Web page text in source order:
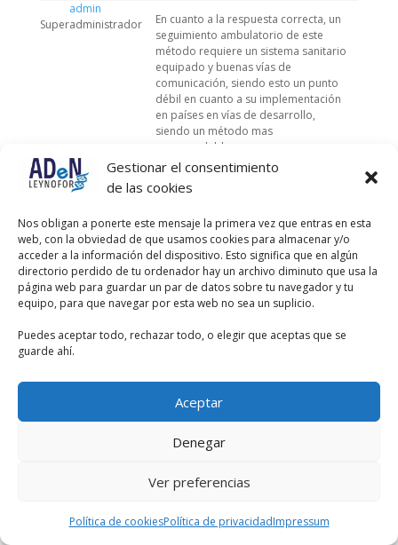
Gestionar el consentimiento
de las cookies
Nos obligan a ponerte este mensaje la primera vez que entras en esta
web, con la obviedad de que usamos cookies para almacenar y/o
acceder a la información del dispositivo. Esto significa que en algún
directorio perdido de tu ordenador hay un archivo diminuto que usa la
página web para guardar un par de datos sobre tu navegador y tu
equipo, para que navegar por esta web no sea un suplicio.
Puedes aceptar todo, rechazar todo, o elegir que aceptas que se
guarde ahí.
Aceptar
Denegar
Ver preferencias
Política de cookiesPolítica de privacidadImpressum
admin
Superadministrador
En cuanto a la respuesta correcta, un
seguimiento ambulatorio de este
método requiere un sistema sanitario
equipado y buenas vías de
comunicación, siendo esto un punto
débil en cuanto a su implementación
en países en vías de desarrollo,
siendo un método mas
recomendable para su
implementación hospitalaria en estos